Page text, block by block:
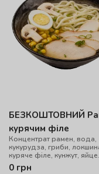
БЕЗКОШТОВНИЙ
курячим філе
Концентрат рамен, вода,
кукурудза, гриби,
куряче філе, кунжут, яйце
перепелине, цибуля
0 грн